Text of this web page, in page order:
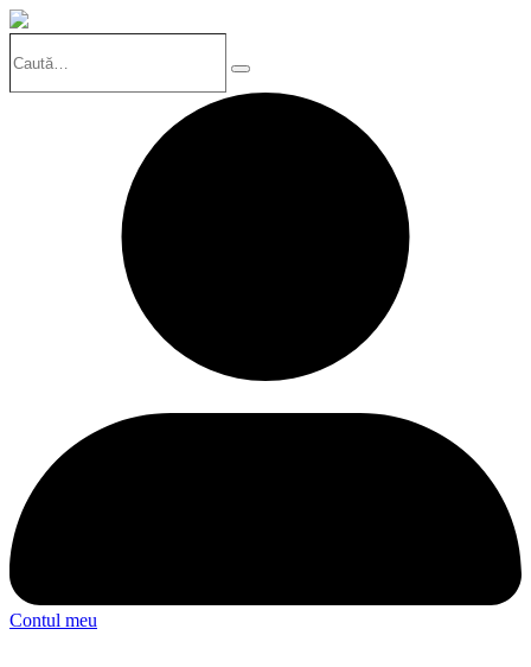
Search
Contul meu